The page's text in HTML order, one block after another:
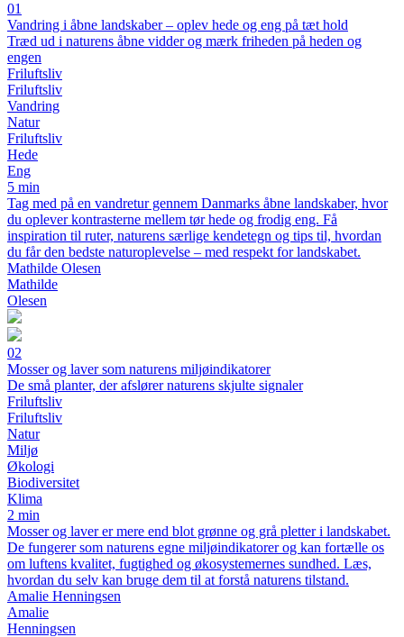
01
Vandring i åbne landskaber – oplev hede og eng på tæt hold
Træd ud i naturens åbne vidder og mærk friheden på heden og
engen
Friluftsliv
Friluftsliv
Vandring
Natur
Friluftsliv
Hede
Eng
5 min
Tag med på en vandretur gennem Danmarks åbne landskaber, hvor
du oplever kontrasterne mellem tør hede og frodig eng. Få
inspiration til ruter, naturens særlige kendetegn og tips til, hvordan
du får den bedste naturoplevelse – med respekt for landskabet.
Mathilde Olesen
Mathilde
Olesen
02
Mosser og laver som naturens miljøindikatorer
De små planter, der afslører naturens skjulte signaler
Friluftsliv
Friluftsliv
Natur
Miljø
Økologi
Biodiversitet
Klima
2 min
Mosser og laver er mere end blot grønne og grå pletter i landskabet.
De fungerer som naturens egne miljøindikatorer og kan fortælle os
om luftens kvalitet, fugtighed og økosystemernes sundhed. Læs,
hvordan du selv kan bruge dem til at forstå naturens tilstand.
Amalie Henningsen
Amalie
Henningsen